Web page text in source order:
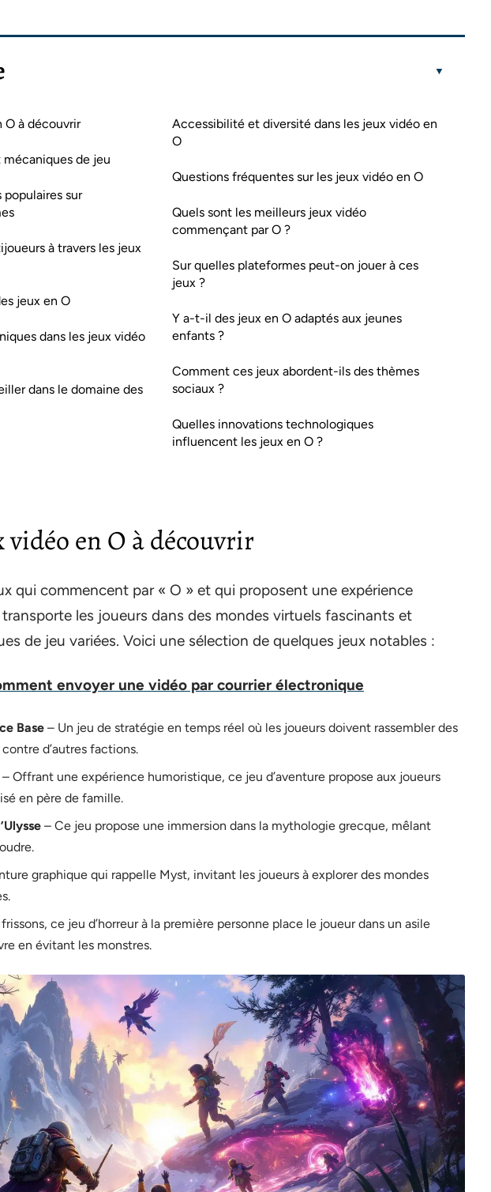
O à découvrir
de jeu
populaires sur
à travers les jeux
jeux en O
dans les jeux vidéo
dans le domaine des
Accessibilité et diversité dans les jeux vidéo en
O
Questions fréquentes sur les jeux vidéo en O
Quels sont les meilleurs jeux vidéo
commençant par O ?
Sur quelles plateformes peut-on jouer à ces
jeux ?
Y a-t-il des jeux en O adaptés aux jeunes
enfants ?
Comment ces jeux abordent-ils des thèmes
sociaux ?
Quelles innovations technologiques
influencent les jeux en O ?
vidéo en O à découvrir
qui commencent par « O » et qui proposent une expérience
transporte les joueurs dans des mondes virtuels fascinants et
de jeu variées. Voici une sélection de quelques jeux notables :
envoyer une vidéo par courrier électronique
Base – Un jeu de stratégie en temps réel où les joueurs doivent rassembler des
d’autres factions.
– Offrant une expérience humoristique, ce jeu d’aventure propose aux joueurs
en père de famille.
– Ce jeu propose une immersion dans la mythologie grecque, mêlant
graphique qui rappelle Myst, invitant les joueurs à explorer des mondes
ce jeu d’horreur à la première personne place le joueur dans un asile
en évitant les monstres.